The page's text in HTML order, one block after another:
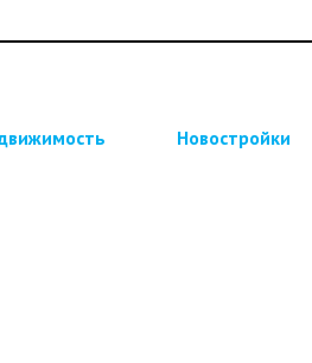
Новостройки